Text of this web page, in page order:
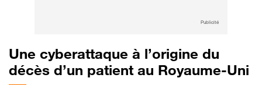
Publicité
Une cyberattaque à l’origine du
décès d’un patient au Royaume-Uni